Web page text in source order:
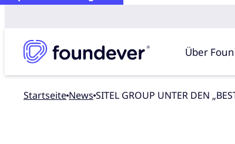
Über
Startseite news SITEL GROUP UNTER DEN